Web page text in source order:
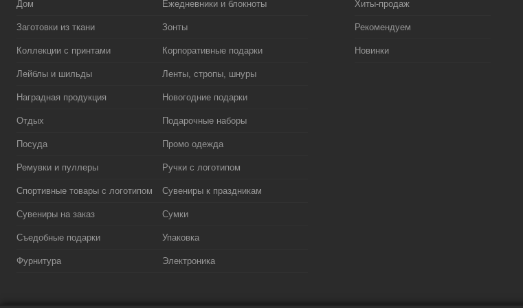
Дом Ежедневники и блокноты
Заготовки из ткани Зонты
Коллекции с принтами Корпоративные подарки
Лейблы и шильды Ленты, стропы, шнуры
Наградная продукция Новогодние подарки
Отдых Подарочные наборы
Посуда Промо одежда
Ремувки и пуллеры Ручки с логотипом
Спортивные товары с логотипом Сувениры к праздникам
Сувениры на заказ Сумки
Съедобные подарки Упаковка
Фурнитура Электроника
Хиты-продаж
Рекомендуем
Новинки